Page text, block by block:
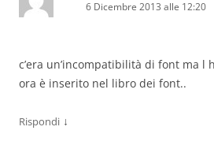
6 Dicembre 2013 alle 12:20
c’era un’incompatibilità di font ma l
ora è inserito nel libro dei font..
Rispondi ↓